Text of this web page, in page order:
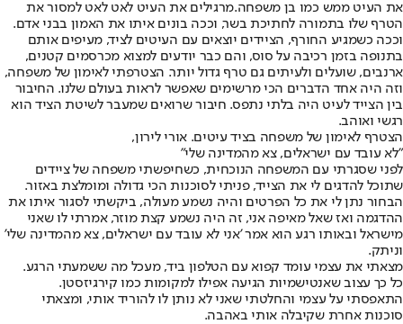
את העיט ממש כמו בן משפחה.מרגילים את העיט לאט לאט למסור את
הטרף שלו בתמורה לחתיכת בשר, וככה בונים איתו את האמון בבני אדם.
וככה כשמגיע החורף, הציידים יוצאים עם העיטים לציד, מעיפים אותם
בתנופה בזמן רכיבה על סוס, והם כבר יודעים למצוא מכרסמים קטנים,
ארנבים, שועלים ולעיתים גם טרף גדול יותר. הצטרפתי לאימון של משפחה,
וזה היה אחד הדברים הכי מרשימים שאפשר לראות בעולם שלנו. החיבור
בין הצייד לעיט היה בלתי נתפס. חיבור שרואים שמעבר לשיטת הציד הוא
רגשי ואוהב.
הצטרף לאימון של משפחה בציד עיטים. אורי לירון,
"לא עובד עם ישראלים, צא מהמדינה שלי"
לפני שסגרתי עם המשפחה הנוכחית, כשחיפשתי משפחה של ציידים
שתוכל להדגים לי את הצייד, פניתי לסוכנות הכי גדולה ומומלצת באזור.
הבחור נתן לי את כל הפרטים והיה נשמע מעולה, ביקשתי לסגור איתו את
ההדגמה ואז שאל מאיפה אני, זה היה נשמע קצת מוזר, אמרתי לו שאני
מישראל ובאותו רגע הוא אמר 'אני לא עובד עם ישראלים, צא מהמדינה שלי'
וניתק.
מצאתי את עצמי עומד קפוא עם הטלפון ביד, מעכל מה ששמעתי הרגע.
כל כך עצוב שאנטישמיות הגיעה אפילו למקומות כמו קירגיזסטן.
התאפסתי על עצמי והחלטתי שאני לא נותן לו להוריד אותי, ומצאתי
סוכנות אחרת שקיבלה אותי באהבה.